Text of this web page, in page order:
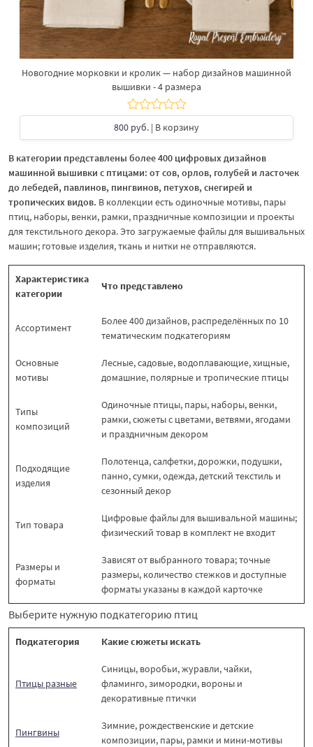
Новогодние морковки и кролик — набор дизайнов машинной
вышивки - 4 размера
800 руб. | В корзину
В категории представлены более 400 цифровых дизайнов
машинной вышивки с птицами: от сов, орлов, голубей и ласточек
до лебедей, павлинов, пингвинов, петухов, снегирей и
тропических видов. В коллекции есть одиночные мотивы, пары
птиц, наборы, венки, рамки, праздничные композиции и проекты
для текстильного декора. Это загружаемые файлы для вышивальных
машин; готовые изделия, ткань и нитки не отправляются.
Характеристика
категории
Что представлено
Ассортимент
Более 400 дизайнов, распределённых по 10
тематическим подкатегориям
Основные
мотивы
Лесные, садовые, водоплавающие, хищные,
домашние, полярные и тропические птицы
Типы
композиций
Одиночные птицы, пары, наборы, венки,
рамки, сюжеты с цветами, ветвями, ягодами
и праздничным декором
Подходящие
изделия
Полотенца, салфетки, дорожки, подушки,
панно, сумки, одежда, детский текстиль и
сезонный декор
Тип товара
Цифровые файлы для вышивальной машины;
физический товар в комплект не входит
Размеры и
форматы
Зависят от выбранного товара; точные
размеры, количество стежков и доступные
форматы указаны в каждой карточке
Выберите нужную подкатегорию птиц
Подкатегория Какие сюжеты искать
Птицы разные
Синицы, воробьи, журавли, чайки,
фламинго, зимородки, вороны и
декоративные птички
Пингвины
Зимние, рождественские и детские
композиции, пары, рамки и мини-мотивы